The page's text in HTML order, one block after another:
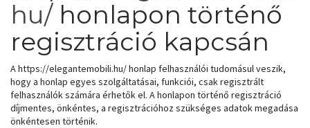
hu/honlapon történő
regisztráció kapcsán
A https://elegantemobili.hu/ honlap felhasználói tudomásul veszik,
hogy a honlap egyes szolgáltatásai, funkciói, csak regisztrált
felhasználók számára érhetők el. A honlapon történő regisztráció
díjmentes, önkéntes, a regisztrációhoz szükséges adatok megadása
önkéntesen történik.